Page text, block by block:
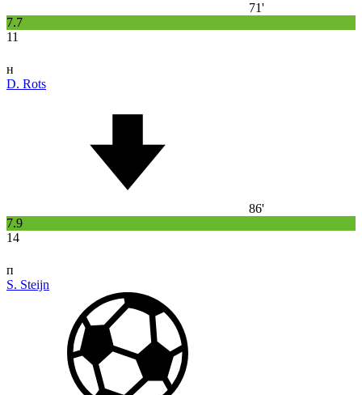
71'
7.7
11
н
D. Rots
86'
7.9
14
п
S. Steijn